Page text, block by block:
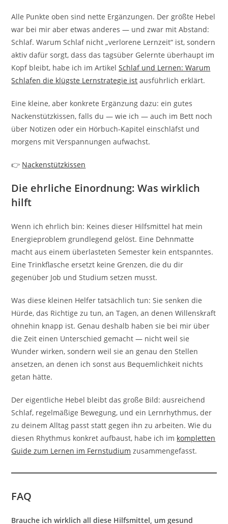
Alle Punkte oben sind nette Ergänzungen. Der größte Hebel
war bei mir aber etwas anderes — und zwar mit Abstand:
Schlaf. Warum Schlaf nicht „verlorene Lernzeit“ ist, sondern
aktiv dafür sorgt, dass das tagsüber Gelernte überhaupt im
Kopf bleibt, habe ich im ArtikelSchlaf und Lernen: Warum
Schlafen die klügste Lernstrategie ist ausführlich erklärt.
Eine kleine, aber konkrete Ergänzung dazu: ein gutes
Nackenstützkissen, falls du — wie ich — auch im Bett noch
über Notizen oder ein Hörbuch-Kapitel einschläfst und
morgens mit Verspannungen aufwachst.
👉 Nackenstützkissen
Die ehrliche Einordnung: Was wirklich
hilft
Wenn ich ehrlich bin: Keines dieser Hilfsmittel hat mein
Energieproblem grundlegend gelöst. Eine Dehnmatte
macht aus einem überlasteten Semester kein entspanntes.
Eine Trinkflasche ersetzt keine Grenzen, die du dir
gegenüber Job und Studium setzen musst.
Was diese kleinen Helfer tatsächlich tun: Sie senken die
Hürde, das Richtige zu tun, an Tagen, an denen Willenskraft
ohnehin knapp ist. Genau deshalb haben sie bei mir über
die Zeit einen Unterschied gemacht — nicht weil sie
Wunder wirken, sondern weil sie an genau den Stellen
ansetzen, an denen ich sonst aus Bequemlichkeit nichts
getan hätte.
Der eigentliche Hebel bleibt das große Bild: ausreichend
Schlaf, regelmäßige Bewegung, und ein Lernrhythmus, der
zu deinem Alltag passt statt gegen ihn zu arbeiten. Wie du
diesen Rhythmus konkret aufbaust, habe ich im kompletten
Guide zum Lernen im Fernstudium zusammengefasst.
FAQ
Brauche ich wirklich all diese Hilfsmittel, um gesund